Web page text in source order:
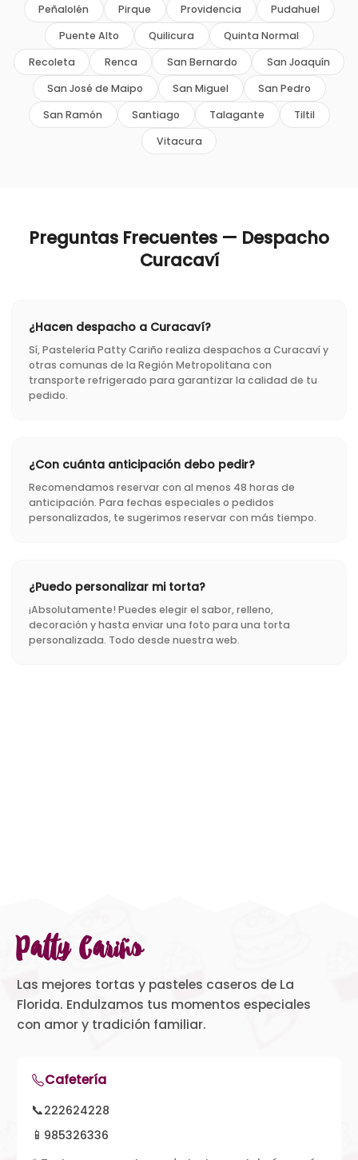
Peñalolén Pirque Providencia
Pudahuel
Puente Alto
Quilicura
Quinta Normal
Recoleta
Renca San Bernardo
San Joaquín
San José de Maipo
San Miguel
San Pedro
San Ramón
Santiago Talagante
Tiltil
Vitacura
Preguntas Frecuentes — Despacho
Curacaví
¿Hacen despacho a Curacaví?
Sí, Pastelería Patty Cariño realiza despachos a Curacaví y
otras comunas de la Región Metropolitana con
transporte refrigerado para garantizar la calidad de tu
pedido.
¿Con cuánta anticipación debo pedir?
Recomendamos reservar con al menos 48 horas de
anticipación. Para fechas especiales o pedidos
personalizados, te sugerimos reservar con más tiempo.
¿Puedo personalizar mi torta?
¡Absolutamente! Puedes elegir el sabor, relleno,
decoración y hasta enviar una foto para una torta
personalizada. Todo desde nuestra web.
Patty Cariño
Las mejores tortas y pasteles caseros de La
Florida. Endulzamos tus momentos especiales
con amor y tradición familiar.
Cafetería
📞222624228
📱 985326336